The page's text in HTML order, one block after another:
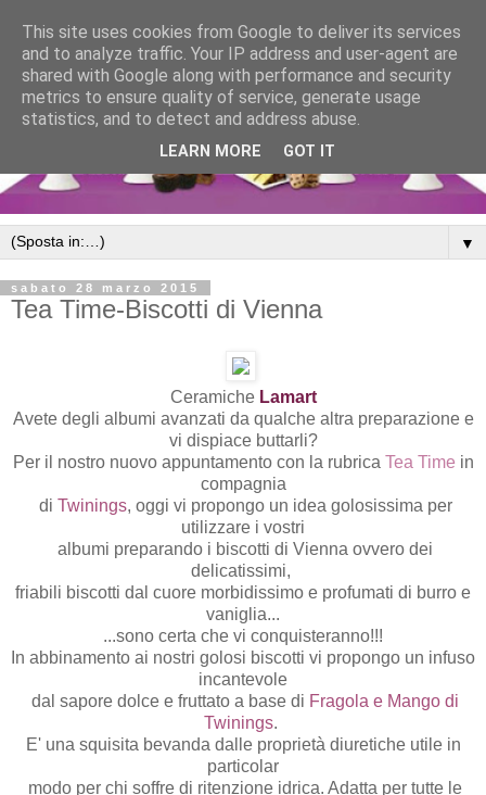
▼
sabato 28 marzo 2015
Tea Time-Biscotti di Vienna
Ceramiche Lamart
Avete degli albumi avanzati da qualche altra preparazione e
vi dispiace buttarli?
Per il nostro nuovo appuntamento con la rubrica Tea Time in
compagnia
di Twinings, oggi vi propongo un idea golosissima per
utilizzare i vostri
albumi preparando i biscotti di Vienna ovvero dei
delicatissimi,
friabili biscotti dal cuore morbidissimo e profumati di burro e
vaniglia...
...sono certa che vi conquisteranno!!!
In abbinamento ai nostri golosi biscotti vi propongo un infuso
incantevole
dal sapore dolce e fruttato a base di Fragola e Mango di
Twinings.
E' una squisita bevanda dalle proprietà diuretiche utile in
particolar
modo per chi soffre di ritenzione idrica. Adatta per tutte le
This site uses cookies from Google to deliver its services
and to analyze traffic. Your IP address and user-agent are
shared with Google along with performance and security
metrics to ensure quality of service, generate usage
statistics, and to detect and address abuse.
LEARN MORE GOT IT